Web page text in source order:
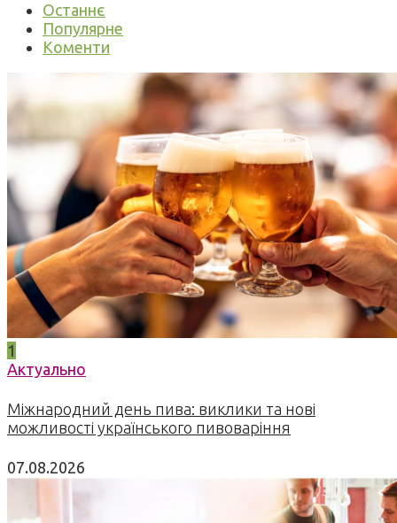
Останнє
Популярне
Коменти
1
Актуально
Міжнародний день пива: виклики та нові
можливості українського пивоваріння
07.08.2026